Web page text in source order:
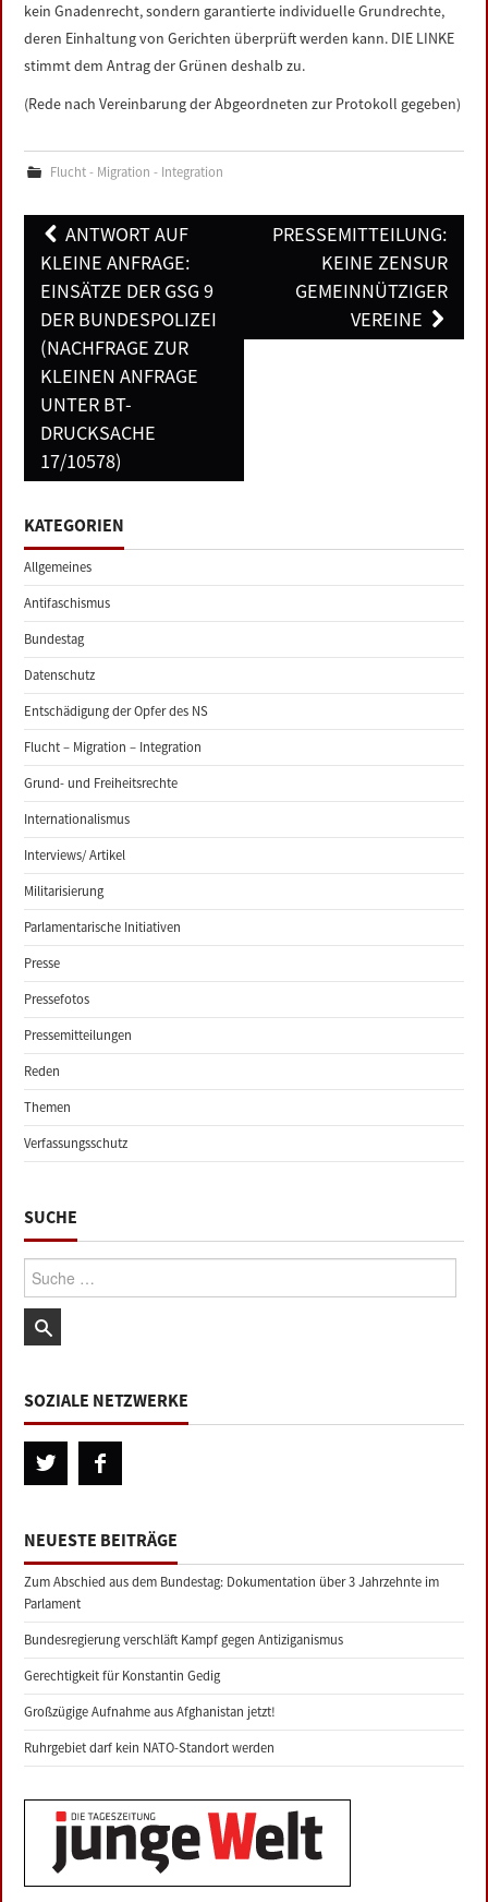
kein Gnadenrecht, sondern garantierte individuelle Grundrechte,
deren Einhaltung von Gerichten überprüft werden kann. DIE LINKE
stimmt dem Antrag der Grünen deshalb zu.
(Rede nach Vereinbarung der Abgeordneten zur Protokoll gegeben)
Flucht - Migration - Integration
Post
navigation
ANTWORT AUF
KLEINE ANFRAGE:
EINSÄTZE DER GSG 9
DER BUNDESPOLIZEI
(NACHFRAGE ZUR
KLEINEN ANFRAGE
UNTER BT-
DRUCKSACHE
17/10578)
PRESSEMITTEILUNG:
KEINE ZENSUR
GEMEINNÜTZIGER
VEREINE
KATEGORIEN
Allgemeines
Antifaschismus
Bundestag
Datenschutz
Entschädigung der Opfer des NS
Flucht – Migration – Integration
Grund- und Freiheitsrechte
Internationalismus
Interviews/ Artikel
Militarisierung
Parlamentarische Initiativen
Presse
Pressefotos
Pressemitteilungen
Reden
Themen
Verfassungsschutz
SUCHE
Suche:
SOZIALE NETZWERKE
NEUESTE BEITRÄGE
Zum Abschied aus dem Bundestag: Dokumentation über 3 Jahrzehnte im
Parlament
Bundesregierung verschläft Kampf gegen Antiziganismus
Gerechtigkeit für Konstantin Gedig
Großzügige Aufnahme aus Afghanistan jetzt!
Ruhrgebiet darf kein NATO-Standort werden